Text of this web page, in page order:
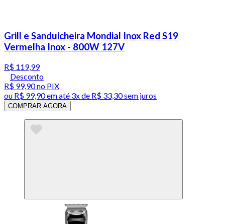
Grill e Sanduicheira Mondial Inox Red S19
Vermelha Inox - 800W 127V
R$ 119,99
Desconto
R$ 99,90no PIX
ou R$ 99,90em até 3x de R$ 33,30 sem juros
COMPRAR AGORA